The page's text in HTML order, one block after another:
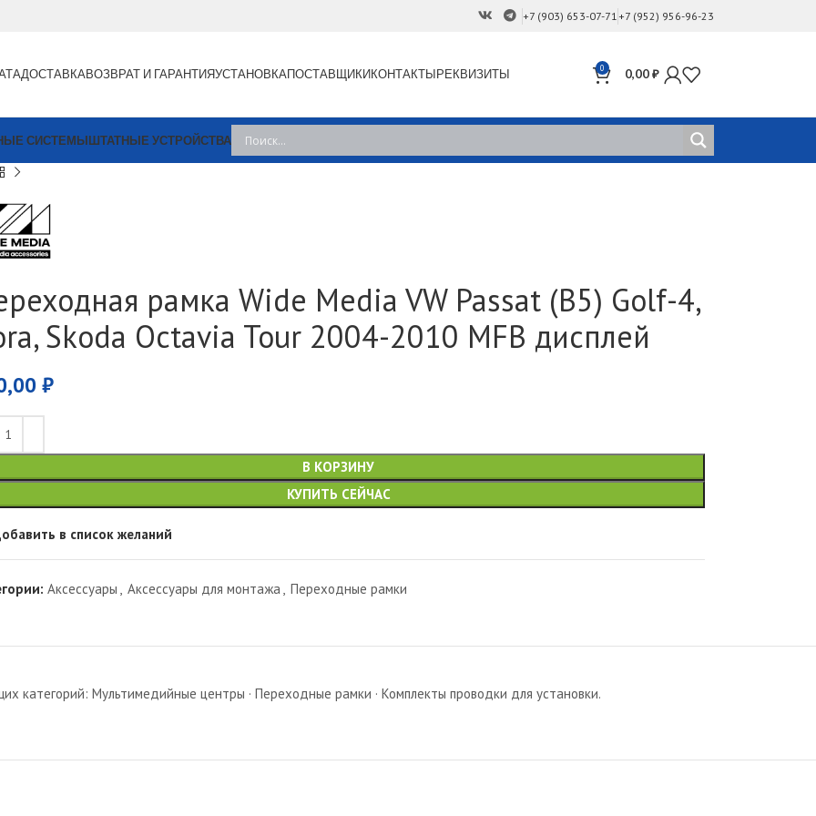
+7 (903) 653-07-71 +7 (952) 956-96-23
ДОСТАВКАВОЗВРАТ И ГАРАНТИЯУСТАНОВКАПОСТАВЩИКИКОНТАКТЫРЕКВИЗИТЫ 0 0,00₽
СИСТЕМЫШТАТНЫЕ УСТРОЙСТВА
рамка Wide Media VW Passat (B5) Golf-4,
Skoda Octavia Tour 2004-2010 MFB дисплей
₽
В КОРЗИНУ
КУПИТЬ СЕЙЧАС
в список желаний
Аксессуары , Аксессуары для монтажа , Переходные рамки
категорий: Мультимедийные центры · Переходные рамки · Комплекты проводки для установки.